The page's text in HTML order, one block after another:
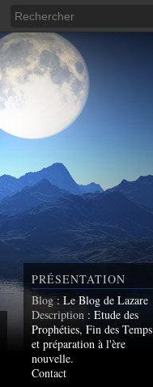
PRÉSENTATION
Blog : Le Blog de Lazare
Description : Etude des
Prophéties, Fin des Temps
et préparation à l'ère
nouvelle.
Contact